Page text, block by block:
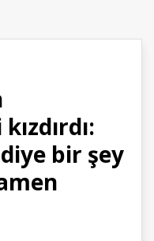
bir şey